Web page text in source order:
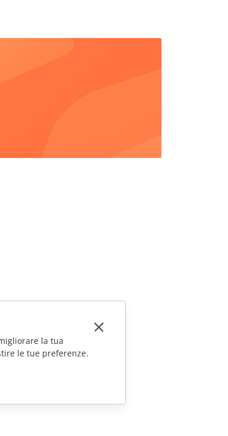
la tua
le tue preferenze.